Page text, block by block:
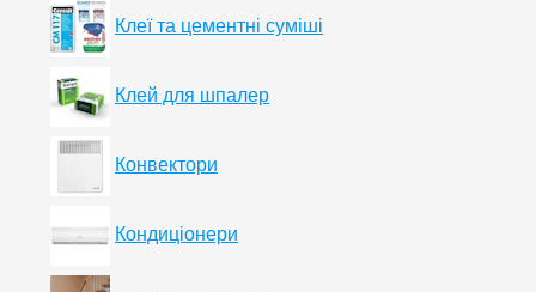
Клеї та цементні суміші
Клей для шпалер
Конвектори
Кондиціонери